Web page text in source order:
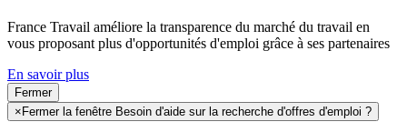
France Travail améliore la transparence du marché du travail en
vous proposant plus d'opportunités d'emploi grâce à ses partenaires
En savoir plus
Fermer
×Fermer la fenêtre Besoin d'aide sur la recherche d'offres d'emploi ?